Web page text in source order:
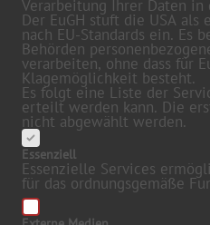
Verarbeitung Ihrer Daten in
Der EuGH stuft die USA
nach EU-Standards ein. Es
Behörden
verarbeiten, ohne dass für
Klagemöglichkeit besteht.
Es folgt eine Liste der
erteilt werden kann. Die
nicht abgewählt werden.
Essenziell
Essenzielle Services
für das ordnungsgemäße